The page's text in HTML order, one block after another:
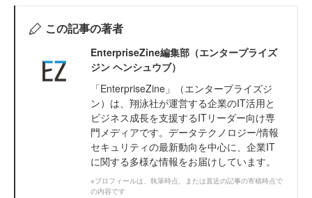
この記事の著者
EnterpriseZine編集部（エンタープライズ
ジン ヘンシュウブ）
「EnterpriseZine」（エンタープライズジ
ン）は、翔泳社が運営する企業のIT活用と
ビジネス成長を支援するITリーダー向け専
門メディアです。データテクノロジー/情報
セキュリティの最新動向を中心に、企業IT
に関する多様な情報をお届けしています。
※プロフィールは、執筆時点、または直近の記事の寄稿時点で
の内容です